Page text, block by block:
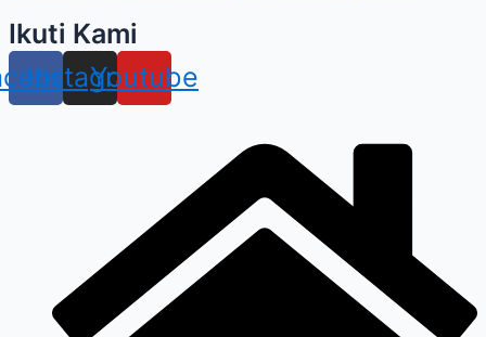
Ikuti Kami
Instagram
Youtube